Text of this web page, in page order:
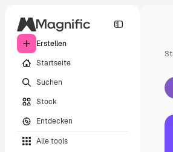
Erstellen
Startseite
Suchen
Stock
Entdecken
Alle tools